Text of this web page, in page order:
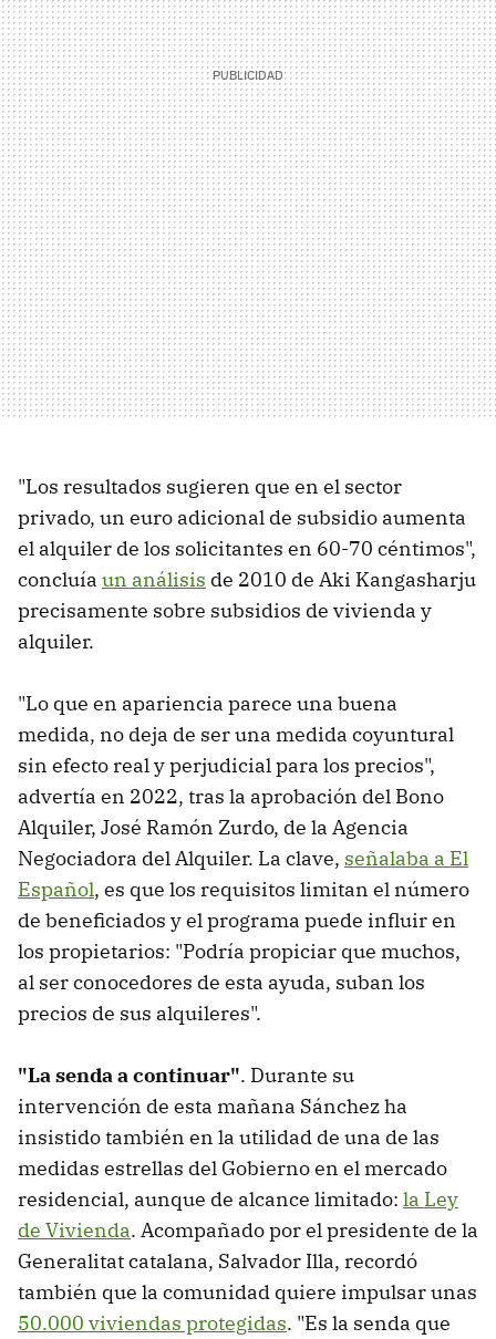
"Los resultados sugieren que en el sector
privado, un euro adicional de subsidio aumenta
el alquiler de los solicitantes en 60-70 céntimos",
concluía un análisis de 2010 de Aki Kangasharju
precisamente sobre subsidios de vivienda y
alquiler.
"Lo que en apariencia parece una buena
medida, no deja de ser una medida coyuntural
sin efecto real y perjudicial para los precios",
advertía en 2022, tras la aprobación del Bono
Alquiler, José Ramón Zurdo, de la Agencia
Negociadora del Alquiler. La clave, señalaba a El
Español, es que los requisitos limitan el número
de beneficiados y el programa puede influir en
los propietarios: "Podría propiciar que muchos,
al ser conocedores de esta ayuda, suban los
precios de sus alquileres".
"La senda a continuar". Durante su
intervención de esta mañana Sánchez ha
insistido también en la utilidad de una de las
medidas estrellas del Gobierno en el mercado
residencial, aunque de alcance limitado: la Ley
de Vivienda. Acompañado por el presidente de la
Generalitat catalana, Salvador Illa, recordó
también que la comunidad quiere impulsar unas
50.000 viviendas protegidas. "Es la senda que